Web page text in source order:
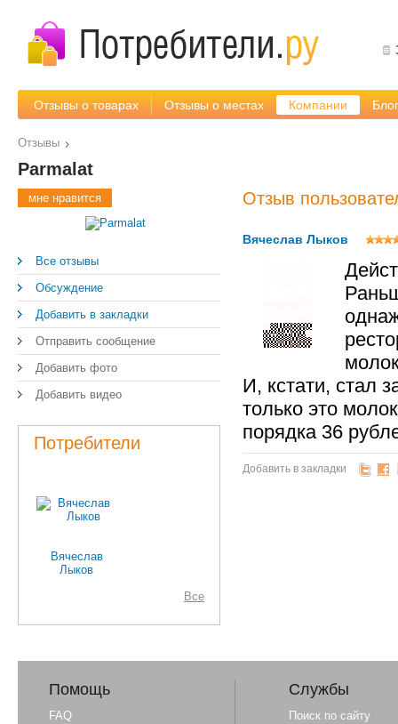
Отзывы о товарах Отзывы о местах Компании
Отзывы
Parmalat
мне нравится
Все отзывы
Обсуждение
Добавить в закладки
Отправить сообщение
Добавить фото
Добавить видео
Потребители
Вячеслав
Лыков
Все
Отзыв
Вячеслав Лыков
И, кстати, стал
только это
порядка 36
Добавить в закладки
Помощь
FAQ
Службы
Поиск по сайту